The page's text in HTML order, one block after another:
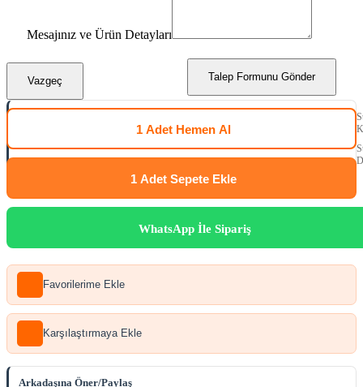
Mesajınız ve Ürün Detayları
Talep Formunu Gönder
Vazgeç
1 Adet Hemen Al
1 Adet Sepete Ekle
WhatsApp İle Sipariş
Favorilerime Ekle
Karşılaştırmaya Ekle
Arkadaşına Öner/Paylaş